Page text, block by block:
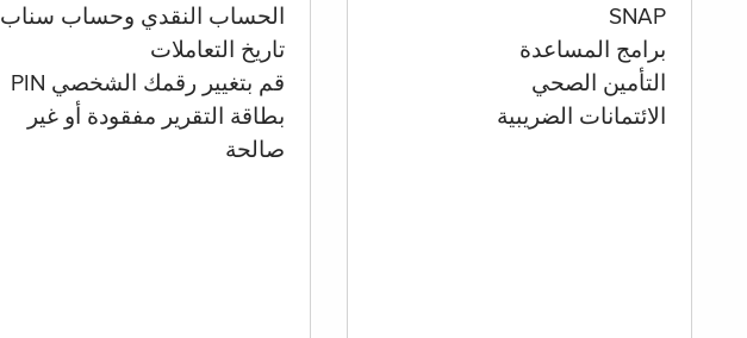
الحساب النقدي وحساب سناب
تاريخ التعاملات
قم بتغيير رقمك الشخصي PIN
بطاقة التقرير مفقودة أو غير
صالحة
SNAP
برامج المساعدة
التأمين الصحي
الائتمانات الضريبية